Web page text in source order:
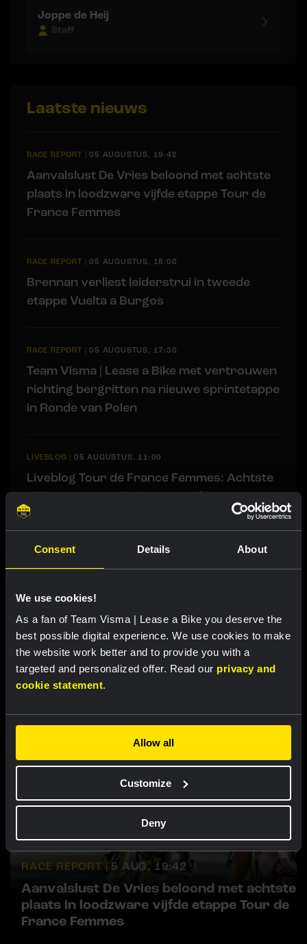
Consent Details About
We use cookies!
As a fan of Team Visma | Lease a Bike you deserve the
best possible digital experience. We use cookies to make
the website work better and to provide you with a
targeted and personalized offer. Read our privacy and
cookie statement.
Allow all
Customize
Deny
Joppe de Heij
Staff
Laatste nieuws
RACE REPORT |05 AUGUSTUS, 19:42
Aanvalslust De Vries beloond met achtste
plaats in loodzware vijfde etappe Tour de
France Femmes
RACE REPORT |05 AUGUSTUS, 18:00
Brennan verliest leiderstrui in tweede
etappe Vuelta a Burgos
RACE REPORT |05 AUGUSTUS, 17:30
Team Visma | Lease a Bike met vertrouwen
richting bergritten na nieuwe sprintetappe
in Ronde van Polen
LIVEBLOG 05 AUGUSTUS, 11:00
Liveblog Tour de France Femmes: Achtste
plek De Vries in loodzware vijfde etappe
LIVEBLOG|05 AUGUSTUS, 10:55
Liveblog: Volg hier de derde etappe van de
Gerelateerde updates
RACE REPORT | 5 AUG, 19:42
Aanvalslust De Vries beloond met achtste
plaats in loodzware vijfde etappe Tour de
France Femmes